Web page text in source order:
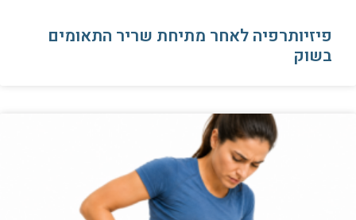
פיזיותרפיה לאחר מתיחת שריר התאומים
בשוק